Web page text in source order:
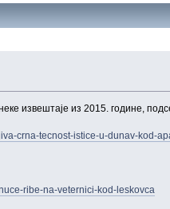
извештаје из 2015. године,
crna-tecnost-istice-u-dunav-kod-
ribe-na-veternici-kod-leskovca